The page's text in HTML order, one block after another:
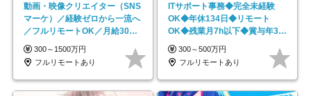
動画・映像クリエイター（SNS
マーケ）／経験ゼロから一流へ
／フルリモートOK／月給30万
円～／年休130日以上
300～1500万円
フルリモートあり
ITサポート事務◆完全未経験
OK◆年休134日◆リモート
OK◆残業月7h以下◆賞与年3回
◆5年目まで必ず昇給
300～500万円
フルリモートあり